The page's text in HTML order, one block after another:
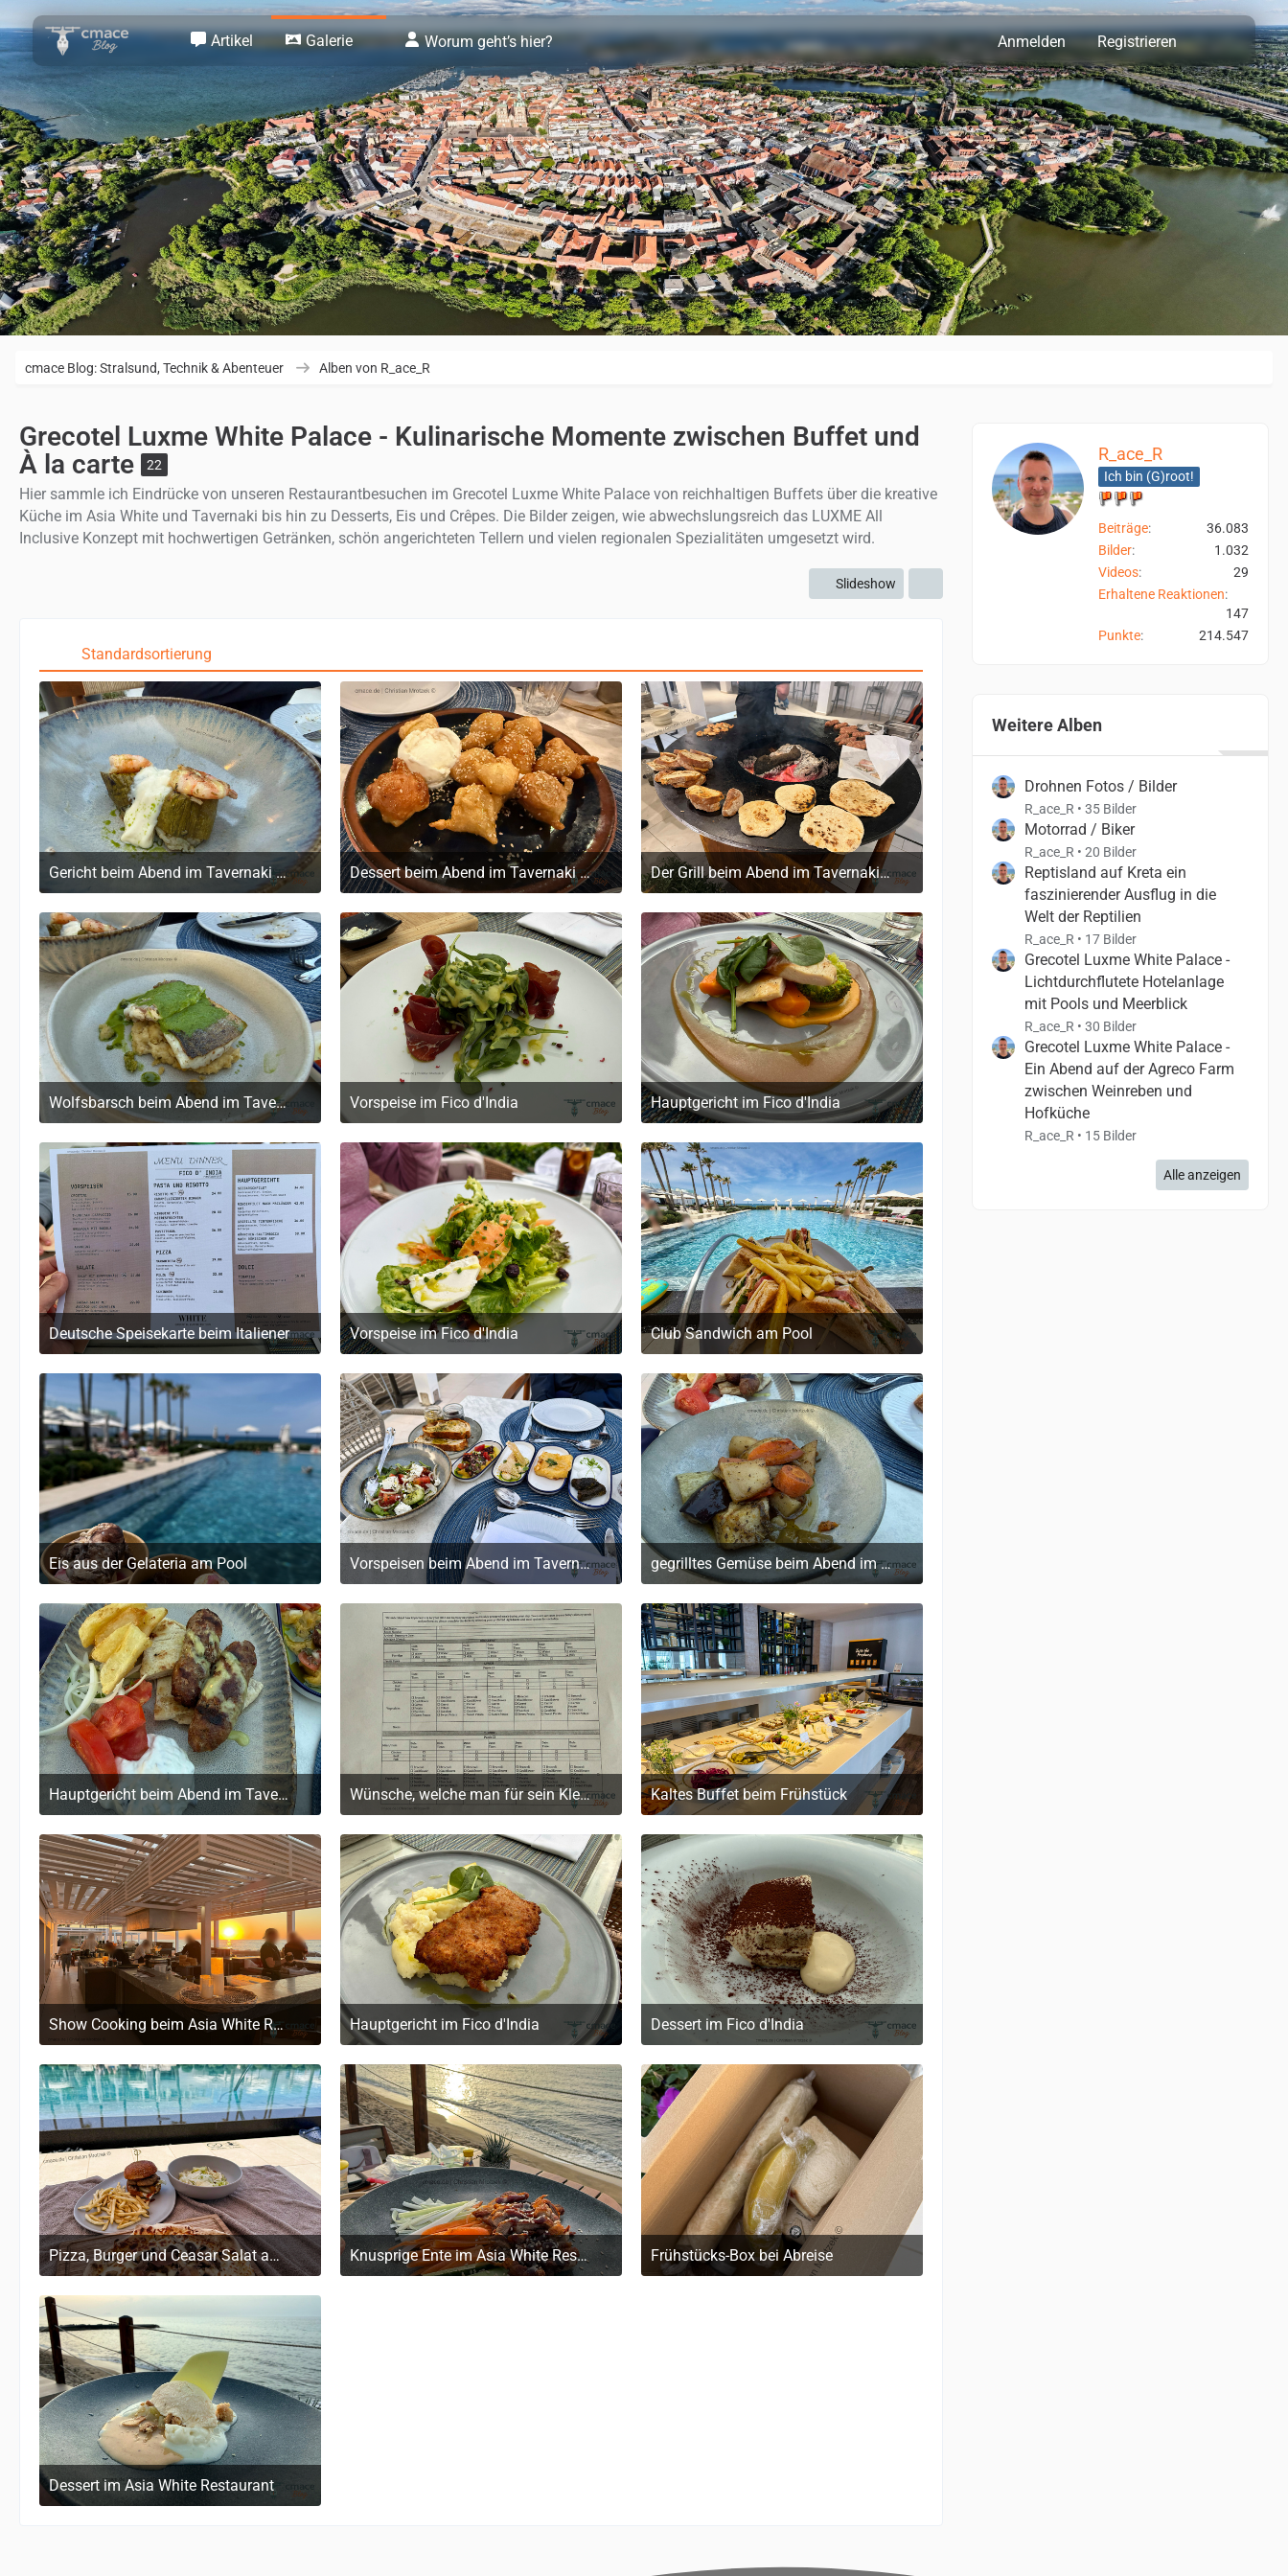
Artikel Galerie Worum geht’s hier? Anmelden Registrieren
cmace Blog: Stralsund, Technik & Abenteuer Alben von R_ace_R
Grecotel Luxme White Palace - Kulinarische Momente zwischen Buffet und
À la carte
22
Hier sammle ich Eindrücke von unseren Restaurantbesuchen im Grecotel Luxme White Palace von reichhaltigen Buffets über die kreative
Küche im Asia White und Tavernaki bis hin zu Desserts, Eis und Crêpes. Die Bilder zeigen, wie abwechslungsreich das LUXME All
Inclusive Konzept mit hochwertigen Getränken, schön angerichteten Tellern und vielen regionalen Spezialitäten umgesetzt wird.
Slideshow
Standardsortierung
Gericht beim Abend im Tavernaki Restaurant (griechische Speisen)
20. Mai 2026 um 19:32
Dessert beim Abend im Tavernaki Restaurant (griechische Speisen)
20. Mai 2026 um 19:32
Der Grill beim Abend im Tavernaki Restaurant (griechische Speisen)
20. Mai 2026 um 19:32
Wolfsbarsch beim Abend im Tavernaki Restaurant (griechische Speisen)
20. Mai 2026 um 19:32
Vorspeise im Fico d'India
20. Mai 2026 um 19:32
Hauptgericht im Fico d'India
20. Mai 2026 um 19:32
Deutsche Speisekarte beim Italiener
20. Mai 2026 um 19:32
Vorspeise im Fico d'India
20. Mai 2026 um 19:32
Club Sandwich am Pool
20. Mai 2026 um 19:32
Eis aus der Gelateria am Pool
20. Mai 2026 um 19:32
Vorspeisen beim Abend im Tavernaki Restaurant (griechische Speisen)
20. Mai 2026 um 19:32
gegrilltes Gemüse beim Abend im Tavernaki Restaurant (griechische Speisen)
20. Mai 2026 um 19:32
Hauptgericht beim Abend im Tavernaki Restaurant (griechische Speisen)
20. Mai 2026 um 19:32
Wünsche, welche man für sein Kleinkind einreichen kann
20. Mai 2026 um 19:32
Kaltes Buffet beim Frühstück
20. Mai 2026 um 19:32
Show Cooking beim Asia White Restaurant
20. Mai 2026 um 19:32
Hauptgericht im Fico d'India
20. Mai 2026 um 19:32
Dessert im Fico d'India
20. Mai 2026 um 19:32
Pizza, Burger und Ceasar Salat am Pool zur Mittagszeit
20. Mai 2026 um 19:32
Knusprige Ente im Asia White Restaurant
20. Mai 2026 um 19:32
Frühstücks-Box bei Abreise
20. Mai 2026 um 19:32
Dessert im Asia White Restaurant
20. Mai 2026 um 19:32
R_ace_R
Ich bin (G)root!
Beiträge
36.083
Bilder
1.032
Videos
29
Erhaltene Reaktionen
147
Punkte
214.547
Weitere Alben
Drohnen Fotos / Bilder
R_ace_R 35 Bilder
Motorrad / Biker
R_ace_R 20 Bilder
Reptisland auf Kreta ein
faszinierender Ausflug in die
Welt der Reptilien
R_ace_R 17 Bilder
Grecotel Luxme White Palace -
Lichtdurchflutete Hotelanlage
mit Pools und Meerblick
R_ace_R 30 Bilder
Grecotel Luxme White Palace -
Ein Abend auf der Agreco Farm
zwischen Weinreben und
Hofküche
R_ace_R 15 Bilder
Alle anzeigen